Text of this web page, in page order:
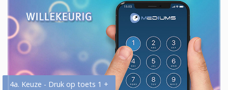
4a. Keuze - Druk op toets 1 +